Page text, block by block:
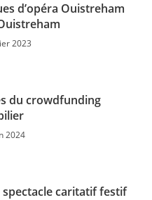
d’opéra Ouistreham
2023
du crowdfunding
2024
caritatif festif